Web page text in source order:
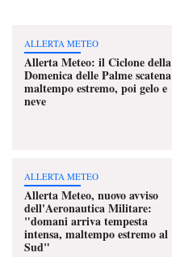
ALLERTA METEO
Allerta Meteo: il Ciclone della
Domenica delle Palme scatena
maltempo estremo, poi gelo e
neve
ALLERTA METEO
Allerta Meteo, nuovo avviso
dell'Aeronautica Militare:
"domani arriva tempesta
intensa, maltempo estremo al
Sud"